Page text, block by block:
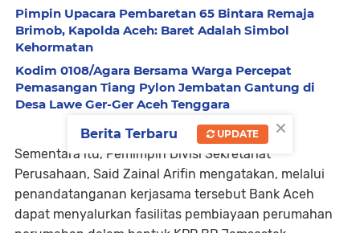
Pimpin Upacara Pembaretan 65 Bintara Remaja
Brimob, Kapolda Aceh: Baret Adalah Simbol
Kehormatan
Kodim 0108/Agara Bersama Warga Percepat
Pemasangan Tiang Pylon Jembatan Gantung di
Desa Lawe Ger-Ger Aceh Tenggara
Sementara itu, Pemimpin Divisi Sekretariat
Perusahaan, Said Zainal Arifin mengatakan, melalui
penandatanganan kerjasama tersebut Bank Aceh
dapat menyalurkan fasilitas pembiayaan perumahan
×
Berita Terbaru UPDATE